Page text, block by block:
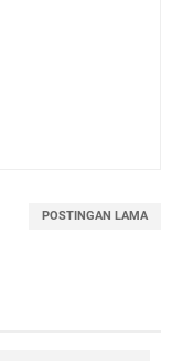
POSTINGAN LAMA